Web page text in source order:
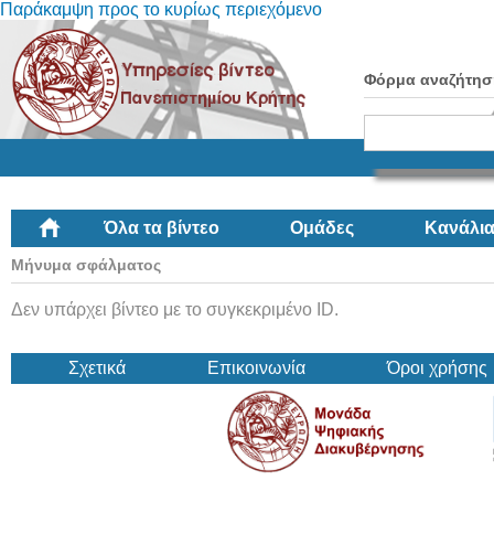
Παράκαμψη προς το κυρίως περιεχόμενο
Φόρμα
Όλα τα βίντεο Ομάδες Κανάλια
Μήνυμα σφάλματος
Δεν υπάρχει βίντεο με το συγκεκριμένο ID.
Σχετικά Επικοινωνία Όροι χρήσης